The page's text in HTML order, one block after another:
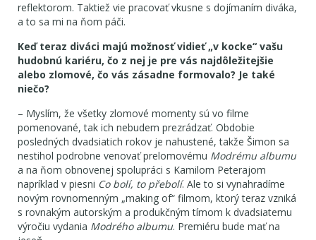
reflektorom. Taktiež vie pracovať vkusne s dojímaním diváka,
a to sa mi na ňom páči.
Keď teraz diváci majú možnosť vidieť „v kocke“ vašu
hudobnú kariéru, čo z nej je pre vás najdôležitejšie
alebo zlomové, čo vás zásadne formovalo? Je také
niečo?
– Myslím, že všetky zlomové momenty sú vo filme
pomenované, tak ich nebudem prezrádzať. Obdobie
posledných dvadsiatich rokov je nahustené, takže Šimon sa
nestihol podrobne venovať prelomovému Modrému albumu
a na ňom obnovenej spolupráci s Kamilom Peterajom
napríklad v piesni Co bolí, to přebolí. Ale to si vynahradíme
novým rovnomenným „making of“ filmom, ktorý teraz vzniká
s rovnakým autorským a produkčným tímom k dvadsiatemu
výročiu vydania Modrého albumu. Premiéru bude mať na